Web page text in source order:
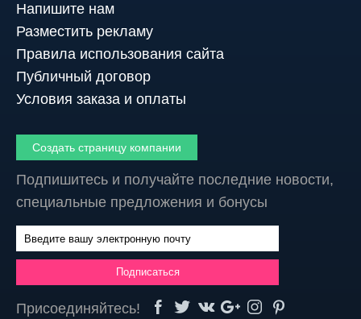
Напишите нам
Разместить рекламу
Правила использования сайта
Публичный договор
Условия заказа и оплаты
Создать страницу компании
Подпишитесь и получайте последние новости,
специальные предложения и бонусы
Присоединяйтесь!